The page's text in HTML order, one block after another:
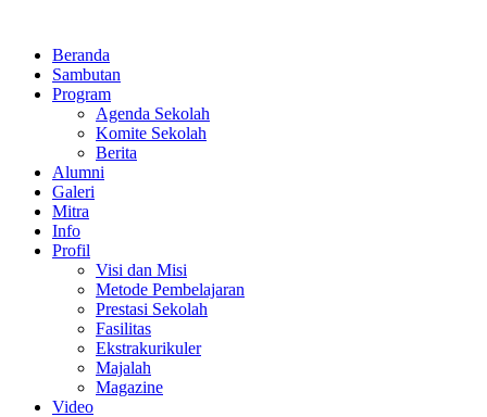
kontenBeranda
Sambutan
Program
Agenda Sekolah
Komite Sekolah
Berita
Alumni
Galeri
Mitra
Info
Profil
Visi dan Misi
Metode Pembelajaran
Prestasi Sekolah
Fasilitas
Ekstrakurikuler
Majalah
Magazine
Video